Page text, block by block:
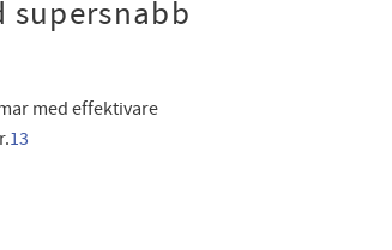
supersnabb
med effektivare
13